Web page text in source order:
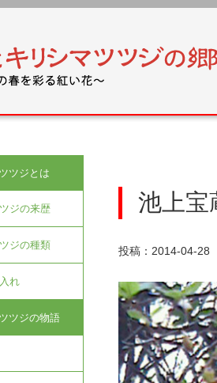
池上宝
投稿：2014-04-28
ツジとは
ジの来歴
ジの種類
れ
ツジの物語